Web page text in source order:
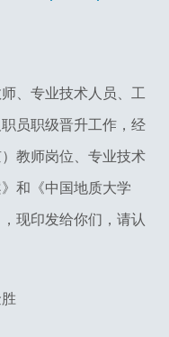
、专业技术人员、工
员职级晋升工作，经
教师岗位、专业技术
和《中国地质大学
现印发给你们，请认